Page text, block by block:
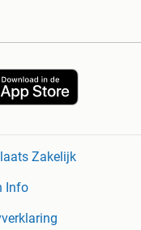
Zakelijk
Info